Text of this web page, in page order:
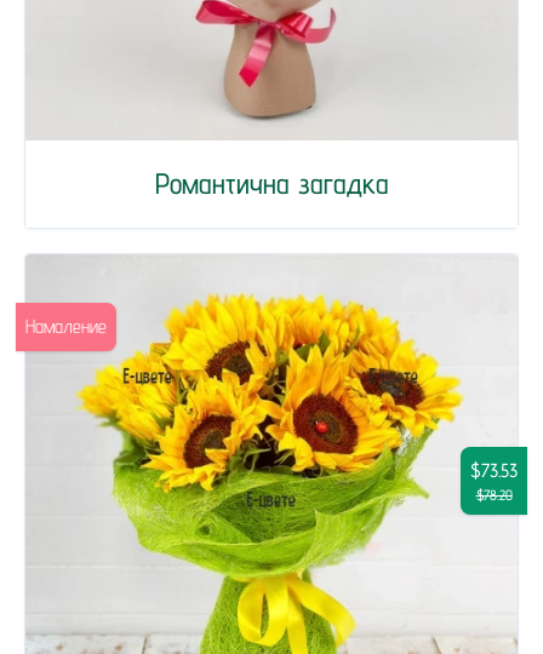
Романтична загадка
$73.53
$78.20
Намаление